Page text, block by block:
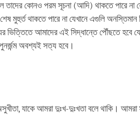
তাদের কোনও পরম সূচনা (আদি) থাকতে পারে না
মুহুর্ত থাকতে পারে না যেখানে এগুলি
আমাদের এই সিদ্ধান্তে পৌঁছতে হবে যে,
অবশ্যই সত্য হবে।
যাকে আমরা দুঃখ-দুঃখতা বলে থাকি।